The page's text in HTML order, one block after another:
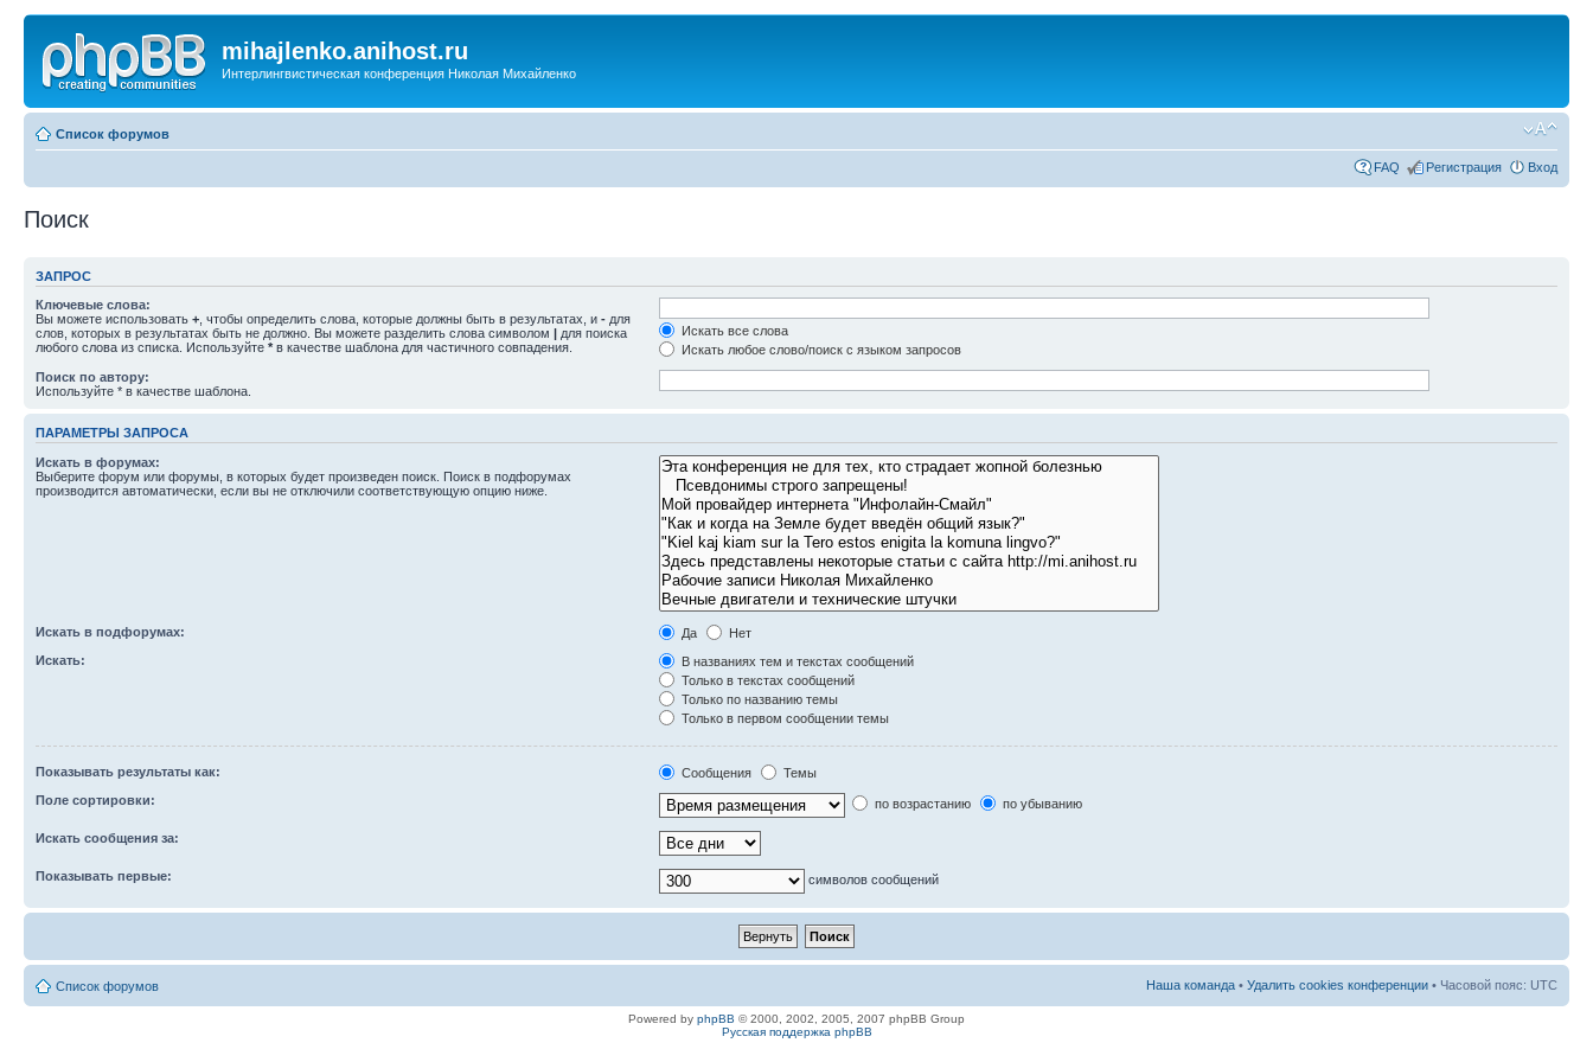
mihajlenko.anihost.ru
Интерлингвистическая конференция Николая Михайленко
Список форумов
FAQ Регистрация Вход
Поиск
ЗАПРОС
Ключевые слова:
Вы можете использовать + , чтобы определить слова, которые должны быть в результатах, и - для
слов, которых в результатах быть не должно. Вы можете разделить слова символом | для поиска
любого слова из списка. Используйте * в качестве шаблона для частичного совпадения.
Искать все слова
Искать любое слово/поиск с языком запросов
Поиск по автору:
Используйте * в качестве шаблона.
ПАРАМЕТРЫ ЗАПРОСА
Искать в форумах:
Выберите форум или форумы, в которых будет произведен поиск. Поиск в подфорумах
производится автоматически, если вы не отключили соответствующую опцию ниже.
Искать в подфорумах: Да
Нет
Искать:
В названиях тем и текстах сообщений
Только в текстах сообщений
Только по названию темы
Только в первом сообщении темы
Показывать результаты как: Сообщения
Темы
Поле сортировки:
по возрастанию по убыванию
Искать сообщения за:
Показывать первые: символов сообщений
Список форумов Наша команда • Удалить cookies конференции • Часовой пояс: UTC
Powered by phpBB © 2000, 2002, 2005, 2007 phpBB Group
Русская поддержка phpBB